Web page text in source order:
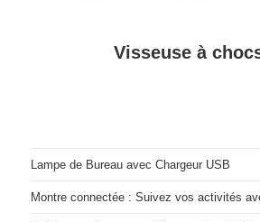
Visseuse à
Lampe de Bureau avec Chargeur USB
Montre connectée : Suivez vos activités